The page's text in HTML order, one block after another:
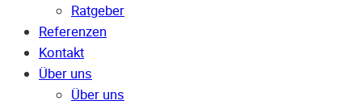
Ratgeber
Referenzen
Kontakt
Über uns
Über uns